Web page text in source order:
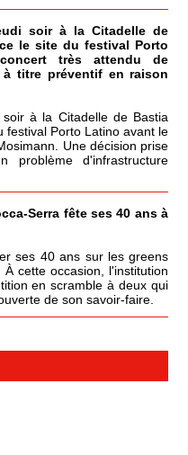
soir à la Citadelle de
le site du festival Porto
très attendu de
à titre préventif en raison
à la Citadelle de Bastia
festival Porto Latino avant le
Une décision prise
d'infrastructure
Serra fête ses 40 ans à
ses 40 ans sur les greens
cette occasion, l'institution
en scramble à deux qui
de son savoir-faire.